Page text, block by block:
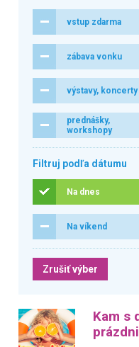
vstup zdarma
zábava vonku
výstavy, koncerty
prednášky,
workshopy
Filtruj podľa dátumu
Na dnes
Na víkend
Zrušiť výber
Kam s